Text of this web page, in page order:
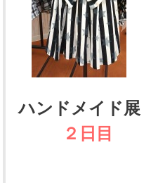
ハンドメイド展
２日目